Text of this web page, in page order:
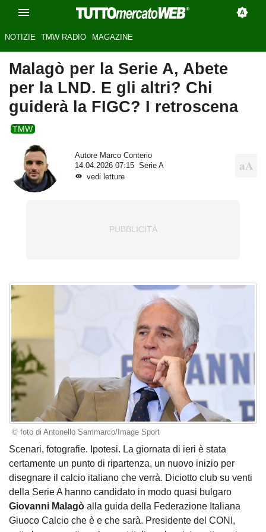
NOTIZIE TMW RADIO MAGAZINE
Malagò per la Serie A, Abete
per la LND. E gli altri? Chi
guiderà la FIGC? I retroscena
TMW
Autore Marco Conterio
14.04.2026 07:15
Serie A
vedi letture
© foto di Antonello Sammarco/Image Sport
Scenari, fotografie. Ipotesi. La giornata di ieri è stata
certamente un punto di ripartenza, un nuovo inizio per
disegnare il calcio italiano che verrà. Diciotto club su venti
della Serie A hanno candidato in modo quasi bulgaro
Giovanni Malagò alla guida della Federazione Italiana
Giuoco Calcio che è e che sarà. Presidente del CONI,